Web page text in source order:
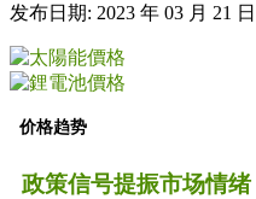
发布日期: 2023 年 03 月 21
价格趋势
政策信号提振市场情绪